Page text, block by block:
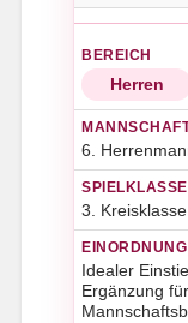
Herren
6.
3. Kreisklasse
Idealer
Ergänzung